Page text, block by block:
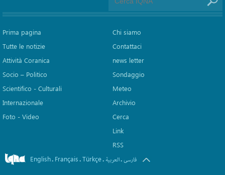
Prima pagina
Tutte le notizie
Attività Coranica
Socio – Politico
Scientifico - Culturali
Internazionale
Foto - Video
Chi siamo
Contattaci
news letter
Sondaggio
Meteo
Archivio
Cerca
Link
RSS
English. Français.Türkçe. العربیة.فارسی